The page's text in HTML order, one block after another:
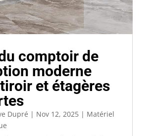
comptoir de
moderne
et étagères
Dupré | Nov 12, 2025| Matériel